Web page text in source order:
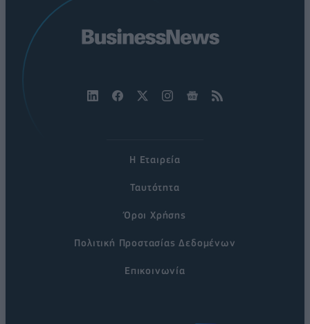
Η Εταιρεία
Ταυτότητα
Όροι Χρήσης
Πολιτική Προστασίας Δεδομένων
Επικοινωνία